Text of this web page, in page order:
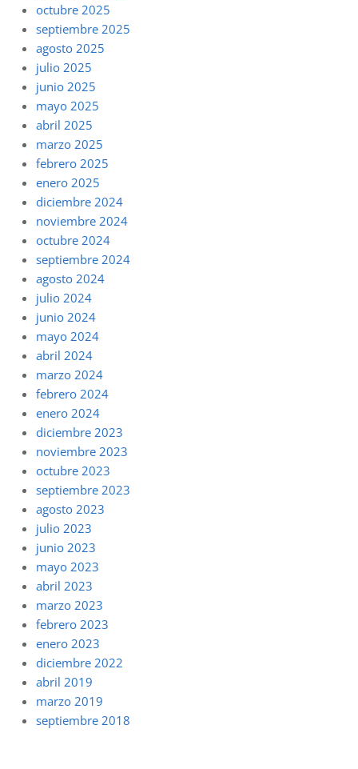
octubre 2025
septiembre 2025
agosto 2025
julio 2025
junio 2025
mayo 2025
abril 2025
marzo 2025
febrero 2025
enero 2025
diciembre 2024
noviembre 2024
octubre 2024
septiembre 2024
agosto 2024
julio 2024
junio 2024
mayo 2024
abril 2024
marzo 2024
febrero 2024
enero 2024
diciembre 2023
noviembre 2023
octubre 2023
septiembre 2023
agosto 2023
julio 2023
junio 2023
mayo 2023
abril 2023
marzo 2023
febrero 2023
enero 2023
diciembre 2022
abril 2019
marzo 2019
septiembre 2018